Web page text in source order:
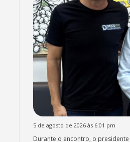
5 de agosto de 2026 às 6:01 pm
Durante o encontro, o presidente